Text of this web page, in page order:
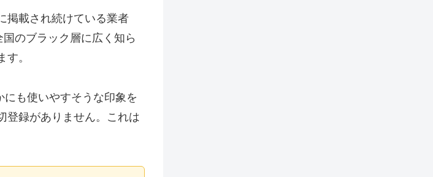
掲載され続けている業者
のブラック層に広く知ら
。
も使いやすそうな印象を
登録がありません。これは